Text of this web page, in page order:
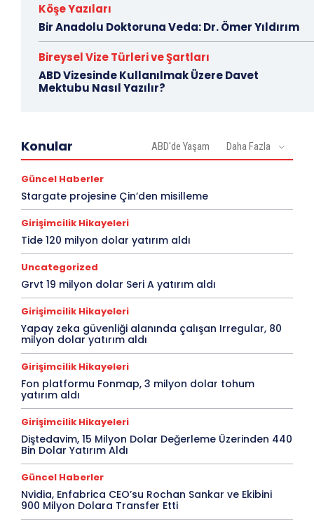
Köşe Yazıları
Bir Anadolu Doktoruna Veda: Dr. Ömer Yıldırım
Bireysel Vize Türleri ve Şartları
ABD Vizesinde Kullanılmak Üzere Davet
Mektubu Nasıl Yazılır?
Konular ABD'de Yaşam Daha Fazla
Güncel Haberler
Stargate projesine Çin’den misilleme
Girişimcilik Hikayeleri
Tide 120 milyon dolar yatırım aldı
Uncategorized
Grvt 19 milyon dolar Seri A yatırım aldı
Girişimcilik Hikayeleri
Yapay zeka güvenliği alanında çalışan Irregular, 80
milyon dolar yatırım aldı
Girişimcilik Hikayeleri
Fon platformu Fonmap, 3 milyon dolar tohum
yatırım aldı
Girişimcilik Hikayeleri
Diştedavim, 15 Milyon Dolar Değerleme Üzerinden 440
Bin Dolar Yatırım Aldı
Güncel Haberler
Nvidia, Enfabrica CEO’su Rochan Sankar ve Ekibini
900 Milyon Dolara Transfer Etti